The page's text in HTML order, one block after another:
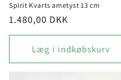
Spirit Kvarts ametyst 13 cm
Normalpris
1.480,00 DKK
Læg i indkøbskurv